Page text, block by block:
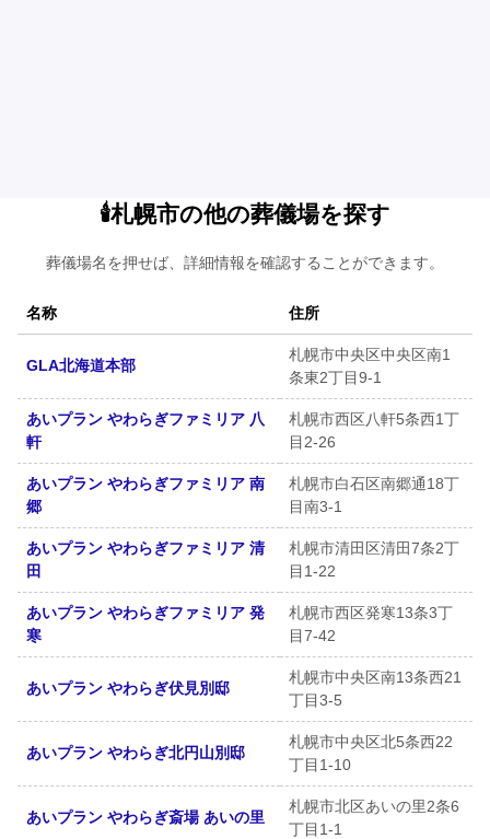
🕯️札幌市の他の葬儀場を探す
葬儀場名を押せば、詳細情報を確認することができます。
名称 住所
GLA北海道本部
札幌市中央区中央区南1
条東2丁目9-1
あいプラン やわらぎファミリア 八
軒
札幌市西区八軒5条西1丁
目2-26
あいプラン やわらぎファミリア 南
郷
札幌市白石区南郷通18丁
目南3-1
あいプラン やわらぎファミリア 清
田
札幌市清田区清田7条2丁
目1-22
あいプラン やわらぎファミリア 発
寒
札幌市西区発寒13条3丁
目7-42
あいプラン やわらぎ伏見別邸
札幌市中央区南13条西21
丁目3-5
あいプラン やわらぎ北円山別邸
札幌市中央区北5条西22
丁目1-10
あいプラン やわらぎ斎場 あいの里
札幌市北区あいの里2条6
丁目1-1